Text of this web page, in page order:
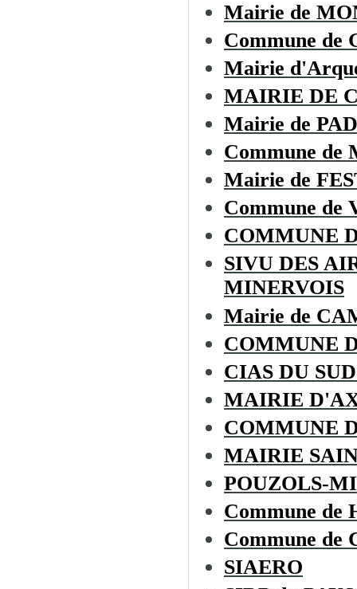
Mairie de
Commune de
Mairie
MAIRIE DE
Mairie de
Commune de
Mairie de
Commune de
COMMUNE
SIVU DES
MINERVOIS
Mairie de
COMMUNE
CIAS DU
MAIRIE
COMMUNE
MAIRIE
POUZOLS-
Commune de
Commune de
SIAERO